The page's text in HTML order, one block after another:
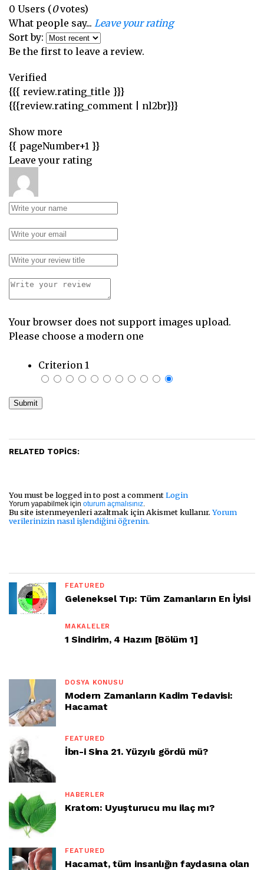
0 Users (0votes)
What people say... Leave your rating
Sort by:
Be the first to leave a review.
Verified
{{{ review.rating_title }}}
{{{review.rating_comment | nl2br}}}
Show more
{{ pageNumber+1 }}
Leave your rating
Your browser does not support images upload.
Please choose a modern one
Criterion 1
RELATED TOPICS:
You must be logged in to post a commentLogin
Yorum yapabilmek için oturum açmalısınız.
Bu site istenmeyenleri azaltmak için Akismet kullanır. Yorum
verilerinizin nasıl işlendiğini öğrenin.
FEATURED
Geleneksel Tıp: Tüm Zamanların En İyisi
MAKALELER
1 Sindirim, 4 Hazım [Bölüm 1]
DOSYA KONUSU
Modern Zamanların Kadim Tedavisi:
Hacamat
FEATURED
İbn-i Sina 21. Yüzyılı gördü mü?
HABERLER
Kratom: Uyuşturucu mu ilaç mı?
FEATURED
Hacamat, tüm insanlığın faydasına olan